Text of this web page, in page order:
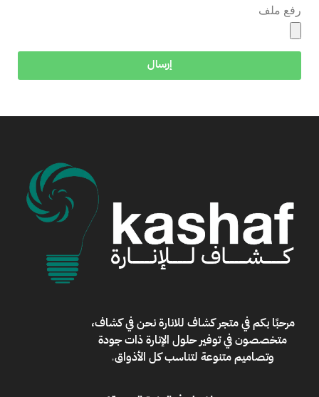
رفع ملف
إرسال
مرحبًا بكم فيمتجر كشاف للانارةنحن في كشاف،
متخصصون في توفير حلول الإنارة ذات جودة
وتصاميم متنوعة لتناسب كل الأذواق.